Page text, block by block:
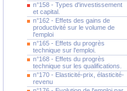
n°158 - Types d'investissement
et capital.
n°162 - Effets des gains de
productivité sur le volume de
l'emploi
n°165 - Effets du progrès
technique sur l'emploi.
n°168 - Effets du progrès
technique sur les qualifications.
n°170 - Elasticité-prix, élasticité-
revenu